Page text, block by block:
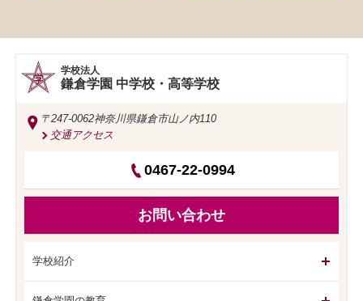
学校法人
鎌倉学園 中学校・高等学校
〒247-0062神奈川県鎌倉市山ノ内110
交通アクセス
0467-22-0994
お問い合わせ
学校紹介